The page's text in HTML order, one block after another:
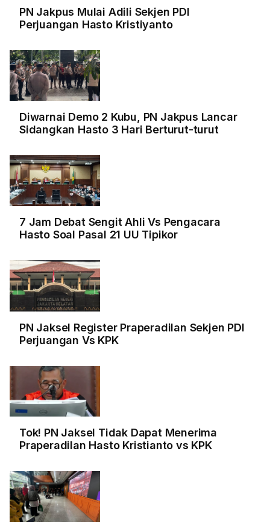
PN Jakpus Mulai Adili Sekjen PDI
Perjuangan Hasto Kristiyanto
Diwarnai Demo 2 Kubu, PN Jakpus Lancar
Sidangkan Hasto 3 Hari Berturut-turut
7 Jam Debat Sengit Ahli Vs Pengacara
Hasto Soal Pasal 21 UU Tipikor
PN Jaksel Register Praperadilan Sekjen PDI
Perjuangan Vs KPK
Tok! PN Jaksel Tidak Dapat Menerima
Praperadilan Hasto Kristianto vs KPK